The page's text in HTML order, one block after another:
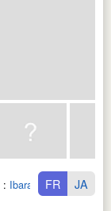
: Ibaraki Ken
FR JA